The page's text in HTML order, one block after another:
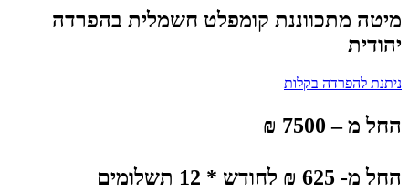
מיטה מתכווננת קומפלט חשמלית בהפרדה
יהודית
ניתנת להפרדה בקלות
החל מ – 7500 ₪
החל מ- 625 ₪ לחודש * 12 תשלומים